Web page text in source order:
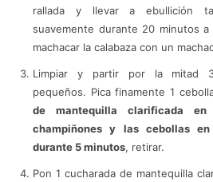
rallada y llevar a ebullición
suavemente durante 20 minutos
machacar la calabaza con un
Limpiar y partir por la mitad
pequeños. Pica finamente 1
de mantequilla clarificada
champiñones y las cebollas
durante 5 minutos, retirar.
Pon 1 cucharada de mantequilla